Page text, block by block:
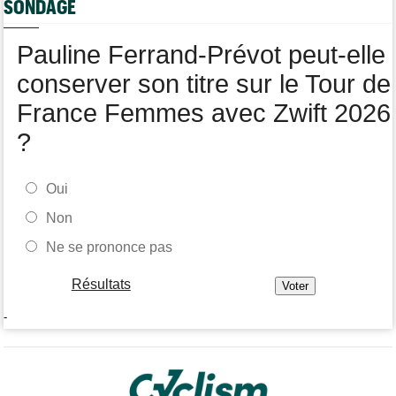
pour 1 an
Felix Gall remporte la 3e étape et prend les commandes du
général
SONDAGE
Pauline Ferrand-Prévot peut-elle
conserver son titre sur le Tour de
France Femmes avec Zwift 2026
?
Oui
Non
Ne se prononce pas
Résultats
-